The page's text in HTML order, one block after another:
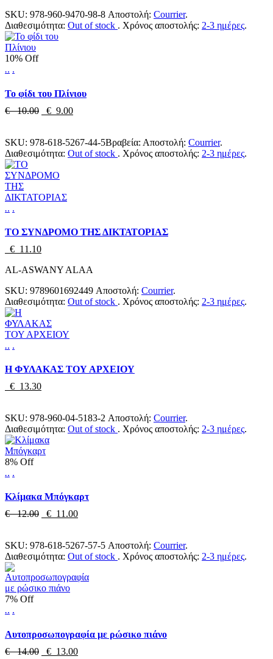
SKU: 978-960-9470-98-8 Αποστολή: Courrier.
Διαθεσιμότητα: Out of stock . Χρόνος αποστολής: 2-3 ημέρες.
10% Off
.. .
Το φίδι του Πλίνιου
€ 10.00
€ 9.00
SKU: 978-618-5267-44-5Βραβεία: Αποστολή: Courrier.
Διαθεσιμότητα: Out of stock . Χρόνος αποστολής: 2-3 ημέρες.
.. .
ΤΟ ΣΥΝΔΡΟΜΟ ΤΗΣ ΔΙΚΤΑΤΟΡΙΑΣ
€ 11.10
AL-ASWANY ALAA
SKU: 9789601692449 Αποστολή: Courrier.
Διαθεσιμότητα: Out of stock . Χρόνος αποστολής: 2-3 ημέρες.
.. .
Η ΦΥΛΑΚΑΣ ΤΟΥ ΑΡΧΕΙΟΥ
€ 13.30
SKU: 978-960-04-5183-2 Αποστολή: Courrier.
Διαθεσιμότητα: Out of stock . Χρόνος αποστολής: 2-3 ημέρες.
8% Off
.. .
Κλίμακα Μπόγκαρτ
€ 12.00
€ 11.00
SKU: 978-618-5267-57-5 Αποστολή: Courrier.
Διαθεσιμότητα: Out of stock . Χρόνος αποστολής: 2-3 ημέρες.
7% Off
.. .
Αυτοπροσωπογραφία με ρώσικο πιάνο
€ 14.00
€ 13.00